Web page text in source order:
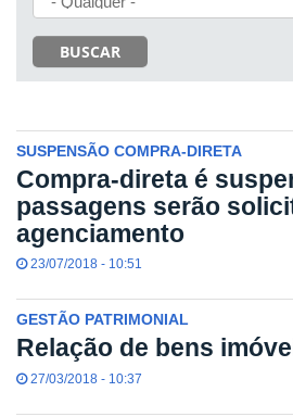
BUSCAR
SUSPENSÃO COMPRA-DIRETA
Compra-direta é
passagens serão
agenciamento
23/07/2018 - 10:51
GESTÃO PATRIMONIAL
Relação de bens
27/03/2018 - 10:37